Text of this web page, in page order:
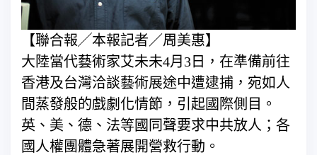
【聯合報╱本報記者／周美惠】
大陸當代藝術家艾未未4月3日，在準備前往
香港及台灣洽談藝術展途中遭逮捕，宛如人
間蒸發般的戲劇化情節，引起國際側目。
英、美、德、法等國同聲要求中共放人；各
國人權團體急著展開營救行動。